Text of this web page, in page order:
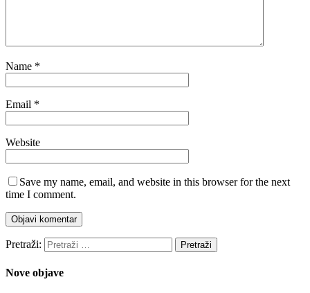
Name *
Email *
Website
Save my name, email, and website in this browser for the next
time I comment.
Pretraži:
Nove objave